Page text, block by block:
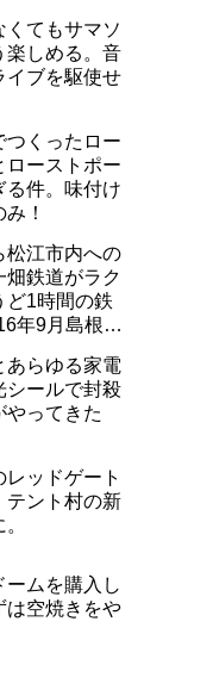
くてもサマソ
楽しめる。音
イブを駆使せ
つくったロー
ローストポー
る件。味付け
！
松江市内への
畑鉄道がラク
ど1時間の鉄
年9月島根旅
あらゆる家電
シールで封殺
やってきた
ッドゲート
テント村の新
ームを購入し
は空焼きをや